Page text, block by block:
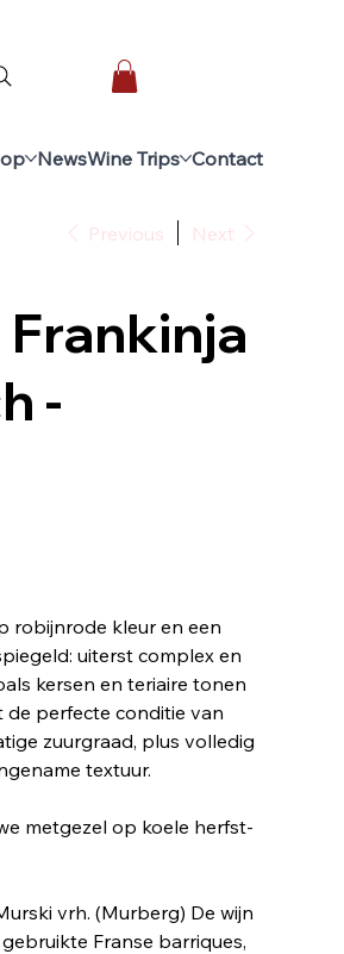
NewsWine Trips Contact
Previous Next
Frankinja
-
robijnrode kleur en een
uiterst complex en
kersen en teriaire tonen
de perfecte conditie van
zuurgraad, plus volledig
textuur.
metgezel op koele herfst-
vrh. (Murberg) De wijn
Franse barriques,